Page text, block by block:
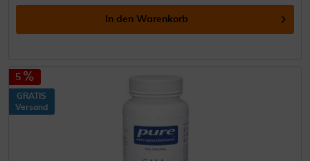
In den Warenkorb
5
GRATIS
Versand